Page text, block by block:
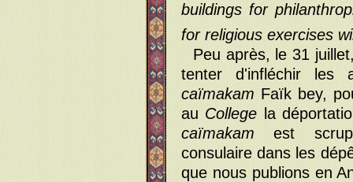
buildings for
for religious exercises
Peu après, le 31
tenter d'infléchir les
caïmakam Faïk bey,
au College la
caïmakamest
consulaire dans les
que nous publions en